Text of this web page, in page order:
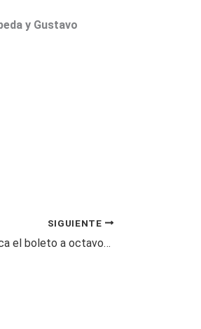
y Gustavo
SIGUIENTE
¡Hoy juega Colombia! La Tricolor busca el boleto a octavos frente a Ghana